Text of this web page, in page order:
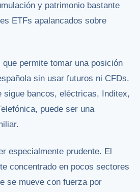
y patrimonio bastante
ETFs apalancados sobre
permite tomar una posición
sin usar futuros ni CFDs.
sigue bancos, eléctricas, Inditex,
puede ser una
especialmente prudente. El
concentrado en pocos sectores
se mueve con fuerza por